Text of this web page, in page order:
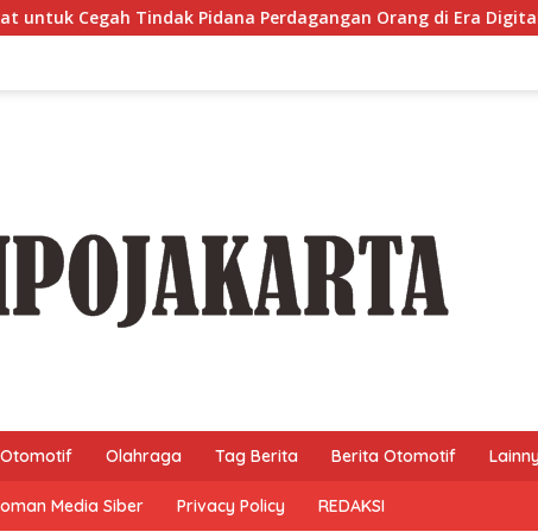
Pidana Perdagangan Orang di Era Digital WARGA
Otomotif Olahraga Tag Berita Berita Otomotif
Media Siber Privacy Policy REDAKSI